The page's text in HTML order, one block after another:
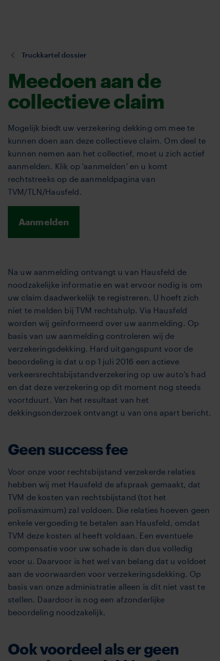
inhoud
U
hier:
Truckkartel dossier
Meedoen aan de
collectieve claim
Mogelijk biedt uw verzekering dekking om mee te
kunnen doen aan deze collectieve claim. Om deel te
kunnen nemen aan het collectief, moet u zich actief
aanmelden. Klik op 'aanmelden' en u komt
rechtstreeks op de aanmeldpagina van
TVM/TLN/Hausfeld.
Aanmelden
Na uw aanmelding ontvangt u van Hausfeld de
noodzakelijke informatie en wat ervoor nodig is om
uw claim daadwerkelijk te registreren. U hoeft zich
niet te melden bij TVM rechtshulp. Via Hausfeld
worden wij geïnformeerd over uw aanmelding. Op
basis van uw aanmelding controleren wij de
verzekeringsdekking. Hard uitgangspunt voor de
beoordeling is dat u op 1 juli 2016 een actieve
verkeersrechtsbijstandverzekering op uw auto’s had
en dat deze verzekering op dit moment nog steeds
voortduurt. Van het resultaat van het
dekkingsonderzoek ontvangt u van ons apart bericht.
Geen success fee
Voor onze voor rechtsbijstand verzekerde relaties
hebben wij met Hausfeld de afspraak gemaakt, dat
TVM de kosten van rechtsbijstand (tot het
polismaximum) zal voldoen. Die relaties hoeven geen
enkele vergoeding te betalen aan Hausfeld, omdat
TVM deze kosten al heeft voldaan. Een eventuele
compensatie voor uw schade is dan dus volledig
voor u. Daarvoor is het wel van belang dat u voldoet
aan de voorwaarden voor verzekeringsdekking. Op
basis van onze administratie alleen is dit niet vast te
stellen. Daardoor is nog een afzonderlijke
beoordeling noodzakelijk.
Ook voordeel als er geen